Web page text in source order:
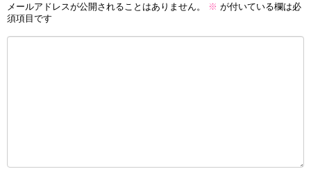
メールアドレスが公開されることはありません。 ※ が付いている欄は必
須項目です